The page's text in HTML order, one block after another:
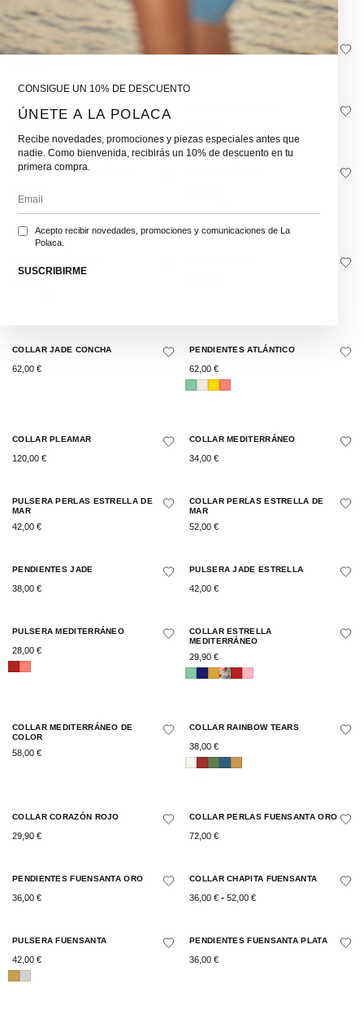
AROS CONCHITA PLEAMAR COLLAR PERLAS LAPA
COLLAR TRIDENTARIUS
COLLAR PERLAS ATLÁNTICO
COLLAR JADE CONCHA
62,00 €
PENDIENTES ATLÁNTICO
62,00 €
COLLAR PLEAMAR
120,00 €
COLLAR MEDITERRÁNEO
34,00 €
PULSERA PERLAS ESTRELLA DE
MAR
42,00 €
COLLAR PERLAS ESTRELLA DE
MAR
52,00 €
PENDIENTES JADE
38,00 €
PULSERA JADE ESTRELLA
42,00 €
PULSERA MEDITERRÁNEO
28,00 €
COLLAR ESTRELLA
MEDITERRÁNEO
29,90 €
COLLAR MEDITERRÁNEO DE
COLOR
58,00 €
COLLAR RAINBOW TEARS
38,00 €
COLLAR CORAZÓN ROJO
29,90 €
COLLAR PERLAS FUENSANTA ORO
72,00 €
PENDIENTES FUENSANTA ORO
36,00 €
COLLAR CHAPITA FUENSANTA
36,00 € - 52,00 €
PULSERA FUENSANTA
42,00 €
PENDIENTES FUENSANTA PLATA
36,00 €
CONSIGUE UN 10% DE DESCUENTO
ÚNETE A LA POLACA
Recibe novedades, promociones y piezas especiales antes que
nadie. Como bienvenida, recibirás un 10% de descuento en tu
primera compra.
Acepto recibir novedades, promociones y comunicaciones de La
Polaca.
SUSCRIBIRME